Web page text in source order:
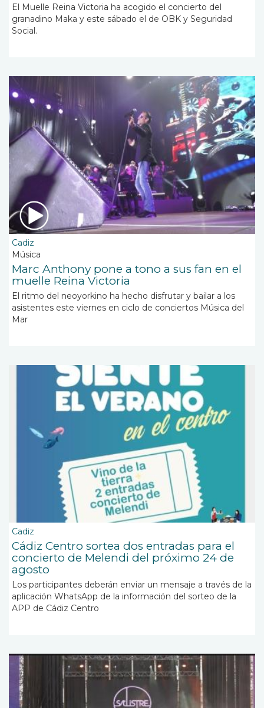
El Muelle Reina Victoria ha acogido el concierto del
granadino Maka y este sábado el de OBK y Seguridad
Social.
Cadiz
Música
Marc Anthony pone a tono a sus fan en el
muelle Reina Victoria
El ritmo del neoyorkino ha hecho disfrutar y bailar a los
asistentes este viernes en ciclo de conciertos Música del
Mar
Cadiz
Cádiz Centro sortea dos entradas para el
concierto de Melendi del próximo 24 de
agosto
Los participantes deberán enviar un mensaje a través de la
aplicación WhatsApp de la información del sorteo de la
APP de Cádiz Centro